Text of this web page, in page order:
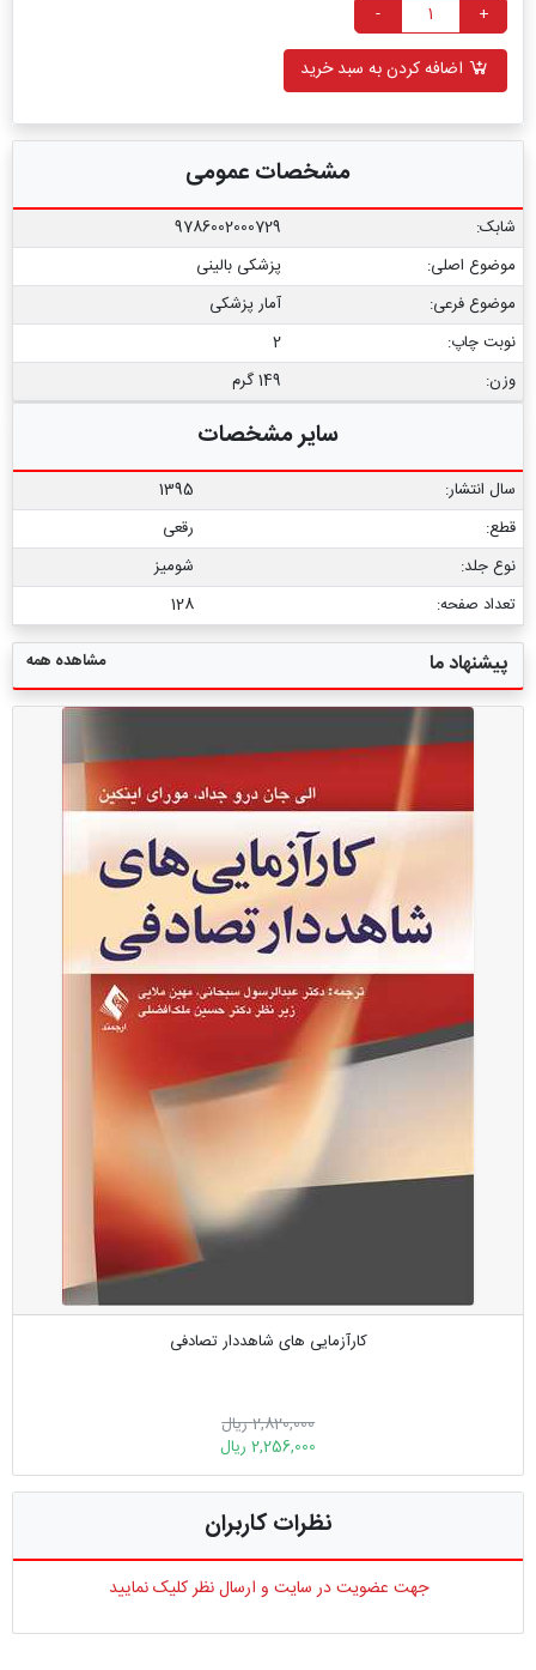
+
-
اضافه کردن به سبد خرید
مشخصات عمومی
شابک:
9786002000729
موضوع اصلی:
پزشکی بالینی
موضوع فرعی:
آمار پزشکی
نوبت چاپ:
2
وزن:
149 گرم
سایر مشخصات
سال انتشار:
1395
قطع:
رقعی
نوع جلد:
شومیز
تعداد صفحه:
128
پیشنهاد ما مشاهده همه
کارآزمایی های شاهددار تصادفی
2,820,000 ریال
2,256,000 ریال
نظرات کاربران
جهت عضویت در سایت و ارسال نظر کلیک نمایید